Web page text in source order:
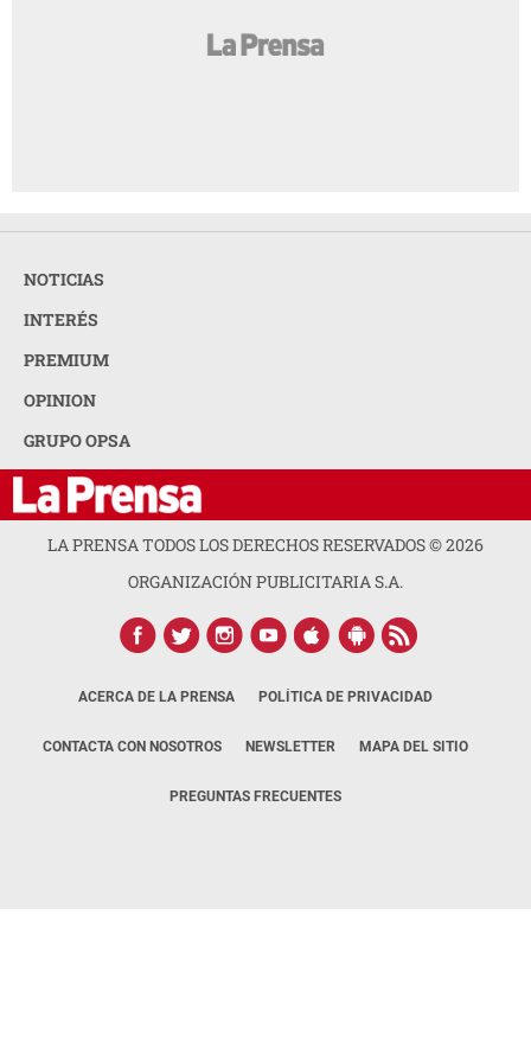
NOTICIAS
INTERÉS
PREMIUM
OPINION
GRUPO OPSA
LA PRENSA TODOS LOS DERECHOS RESERVADOS ©2026
ORGANIZACIÓN PUBLICITARIA S.A.
ACERCA DE LA PRENSA POLÍTICA DE PRIVACIDAD
CONTACTA CON NOSOTROS NEWSLETTER MAPA DEL SITIO
PREGUNTAS FRECUENTES